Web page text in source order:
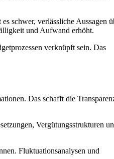
schwer, verlässliche Aussagen
und Aufwand erhöht.
verknüpft sein. Das
Das schafft die
Vergütungsstrukturen
Fluktuationsanalysen und